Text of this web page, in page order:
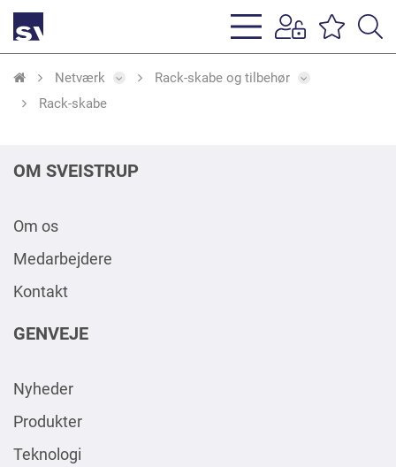
Netværk
Rack-skabe og tilbehør
Rack-skabe
OM SVEISTRUP
Om os
Medarbejdere
Kontakt
GENVEJE
Nyheder
Produkter
Teknologi